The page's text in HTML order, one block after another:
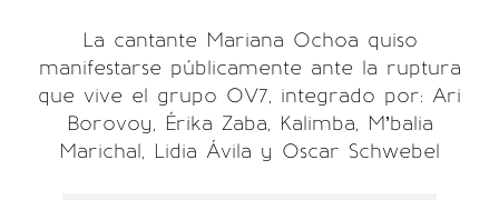
La cantante Mariana Ochoa quiso
manifestarse públicamente ante la ruptura
que vive el grupo OV7, integrado por: Ari
Borovoy, Érika Zaba, Kalimba, M’balia
Marichal, Lidia Ávila y Oscar Schwebel